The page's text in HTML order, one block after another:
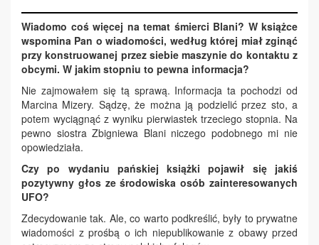
Wiadomo coś więcej na temat śmierci Blani? W książce
wspomina Pan o wiadomości, według której miał zginąć
przy konstruowanej przez siebie maszynie do kontaktu z
obcymi. W jakim stopniu to pewna informacja?
Nie zajmowałem się tą sprawą. Informacja ta pochodzi od
Marcina Mizery. Sądzę, że można ją podzielić przez sto, a
potem wyciągnąć z wyniku pierwiastek trzeciego stopnia. Na
pewno siostra Zbigniewa Blani niczego podobnego mi nie
opowiedziała.
Czy po wydaniu pańskiej książki pojawił się jakiś
pozytywny głos ze środowiska osób zainteresowanych
UFO?
Zdecydowanie tak. Ale, co warto podkreślić, były to prywatne
wiadomości z prośbą o ich niepublikowanie z obawy przed